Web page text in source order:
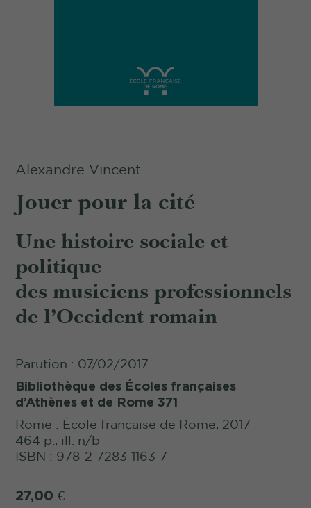
Alexandre Vincent
Jouer pour la cité
Une histoire sociale et
politique
des musiciens professionnels
de l’Occident romain
Parution : 07/02/2017
Bibliothèque des Écoles françaises
d’Athènes et de Rome 371
Rome : École française de Rome, 2017
464 p., ill. n/b
ISBN : 978-2-7283-1163-7
27,00 €